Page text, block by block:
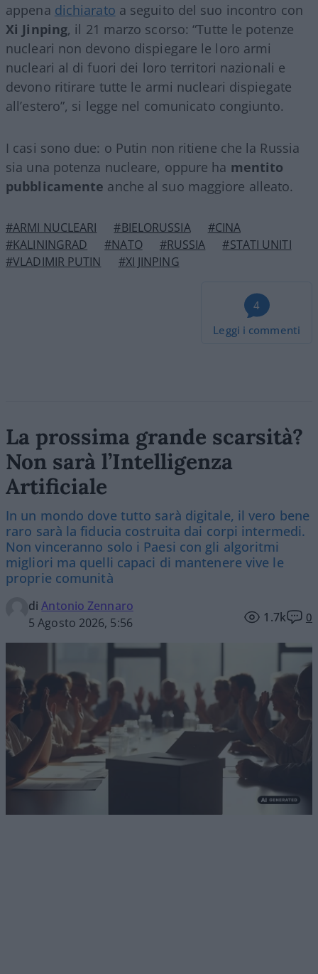
appena dichiarato a seguito del suo incontro con
Xi Jinping, il 21 marzo scorso: “Tutte le potenze
nucleari non devono dispiegare le loro armi
nucleari al di fuori dei loro territori nazionali e
devono ritirare tutte le armi nucleari dispiegate
all’estero”, si legge nel comunicato congiunto.
I casi sono due: o Putin non ritiene che la Russia
sia una potenza nucleare, oppure ha mentito
pubblicamente anche al suo maggiore alleato.
#ARMI NUCLEARI #BIELORUSSIA
#CINA
#KALININGRAD
#NATO #RUSSIA
#STATI UNITI
#VLADIMIR PUTIN
#XI JINPING
4
Leggi i commenti
La prossima grande scarsità?
Non sarà l’Intelligenza
Artificiale
In un mondo dove tutto sarà digitale, il vero bene
raro sarà la fiducia costruita dai corpi intermedi.
Non vinceranno solo i Paesi con gli algoritmi
migliori ma quelli capaci di mantenere vive le
proprie comunità
diAntonio Zennaro
5 Agosto 2026, 5:56
1.7k 0